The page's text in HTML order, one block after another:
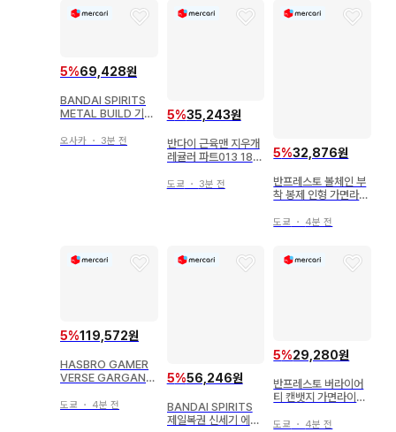
5%69,428원
BANDAI SPIRITS
METAL BUILD 기동
RAY 카레토부르프 옵
오사카 ・ 3분 전
5%35,243원
반다이 근육맨 지우개
레귤러 파트013 189
도쿄 ・ 3분 전
5%32,876원
반프레스토 볼체인 부
착 봉제 인형 가면라이
오가
도쿄 ・ 4분 전
5%119,572원
HASBRO GAMER
VERSE GARGANT
도쿄 ・ 4분 전
5%56,246원
BANDAI SPIRITS
제일복권 신세기 에반
5%29,280원
반프레스토 버라이어
티 캔뱃지 가면라이더
더 브레이브 퀘스트 게
도쿄 ・ 4분 전